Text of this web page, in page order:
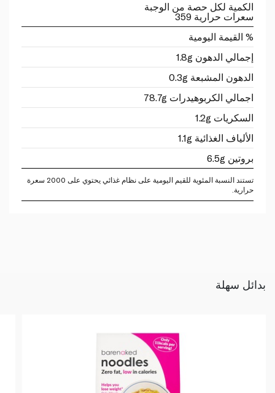
الكمية لكل حصة من الوجبة
سعرات حرارية 359
% القيمة اليومية
إجمالي الدهون 1.8g
الدهون المشبعة 0.3g
اجمالي الكربوهيدرات 78.7g
السكريات 1.2g
الألياف الغذائية 1.1g
بروتين 6.5g
تستند النسبة المئوية للقيم اليومية على نظام غذائي يحتوي على 2000 سعرة
حرارية.
بدائل سهلة